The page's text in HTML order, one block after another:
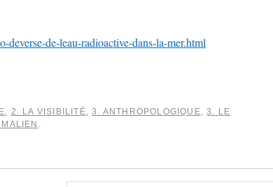
deverse-de-leau-radioactive-dans-la-mer.html
2. LA VISIBILITÉ ,3. ANTHROPOLOGIQUE ,3. LE